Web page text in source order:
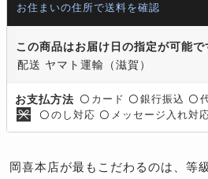
お住まいの住所で送料を確認
この商品はお届け日の指定が可能で
配送 ヤマト運輸（滋賀）
お支払方法 〇 カード 〇 銀行振込 〇
〇 のし対応 〇 メッセージ入れ対
岡喜本店が最もこだわるのは、等